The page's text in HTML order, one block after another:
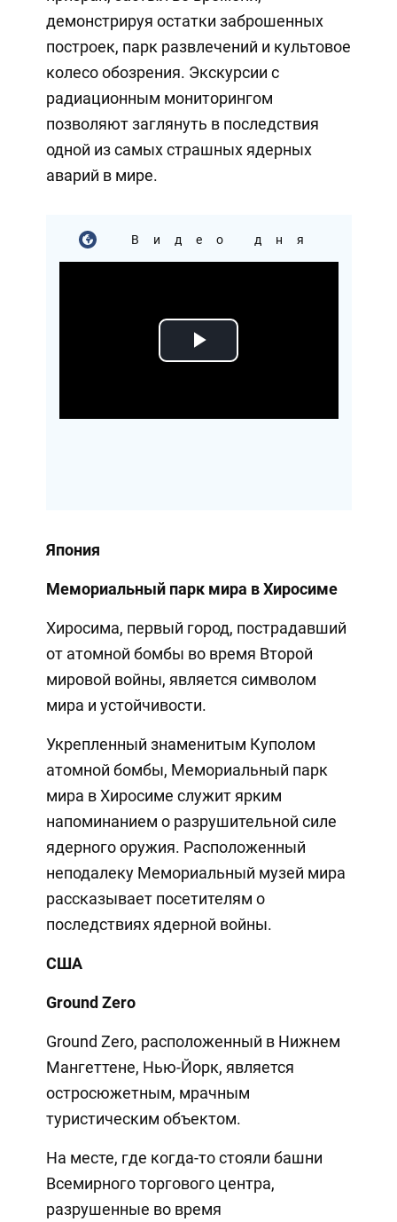
демонстрируя остатки заброшенных
построек, парк развлечений и культовое
колесо обозрения. Экскурсии с
радиационным мониторингом
позволяют заглянуть в последствия
одной из самых страшных ядерных
аварий в мире.
Видео дня
Play
Япония
Мемориальный парк мира в Хиросиме
Хиросима, первый город, пострадавший
от атомной бомбы во время Второй
мировой войны, является символом
мира и устойчивости.
Укрепленный знаменитым Куполом
атомной бомбы, Мемориальный парк
мира в Хиросиме служит ярким
напоминанием о разрушительной силе
ядерного оружия. Расположенный
неподалеку Мемориальный музей мира
рассказывает посетителям о
последствиях ядерной войны.
США
Ground Zero
Ground Zero, расположенный в Нижнем
Мангеттене, Нью-Йорк, является
остросюжетным, мрачным
туристическим объектом.
На месте, где когда-то стояли башни
Всемирного торгового центра,
разрушенные во время